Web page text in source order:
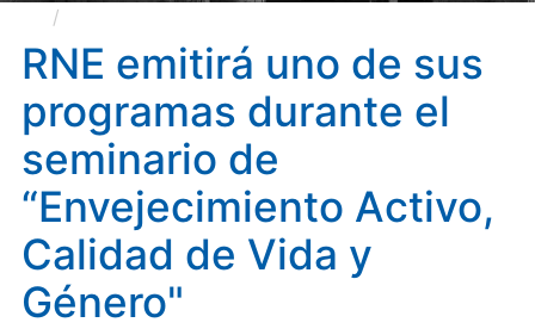
seminario de “Envejecimiento Activo, Calidad de Vida
y Género"
RNE emitirá uno de sus
programas durante el
seminario de
“Envejecimiento Activo,
Calidad de Vida y
Género"